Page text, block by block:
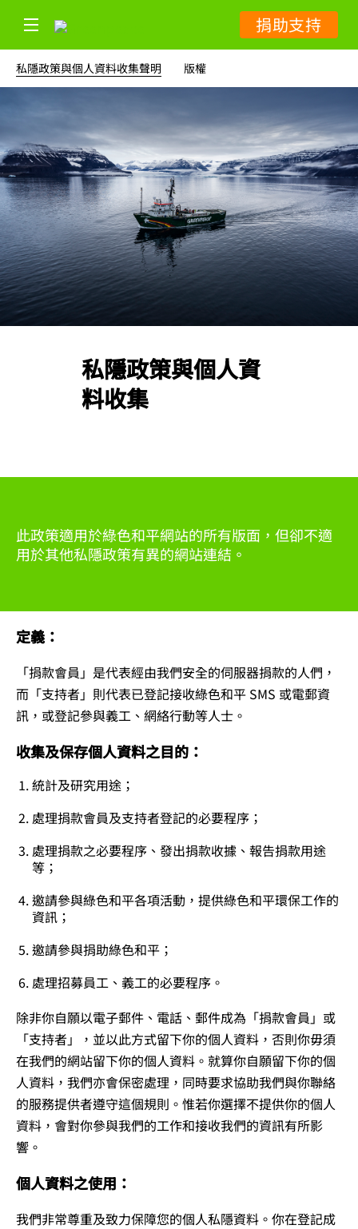
捐助支持
私隱政策與個人資料收集聲明 版權
私隱政策與個人資
料收集
此政策適用於綠色和平網站的所有版面，但卻不適
用於其他私隱政策有異的網站連結。
定義：
「捐款會員」是代表經由我們安全的伺服器捐款的人們，
而「支持者」則代表已登記接收綠色和平 SMS 或電郵資
訊，或登記參與義工、網絡行動等人士。
收集及保存個人資料之目的：
統計及研究用途；
處理捐款會員及支持者登記的必要程序；
處理捐款之必要程序、發出捐款收據、報告捐款用途
等；
邀請參與綠色和平各項活動，提供綠色和平環保工作的
資訊；
邀請參與捐助綠色和平；
處理招募員工、義工的必要程序。
除非你自願以電子郵件、電話、郵件成為「捐款會員」或
「支持者」，並以此方式留下你的個人資料，否則你毋須
在我們的網站留下你的個人資料。就算你自願留下你的個
人資料，我們亦會保密處理，同時要求協助我們與你聯絡
的服務提供者遵守這個規則。惟若你選擇不提供你的個人
資料，會對你參與我們的工作和接收我們的資訊有所影
響。
個人資料之使用：
我們非常尊重及致力保障您的個人私隱資料。你在登記成